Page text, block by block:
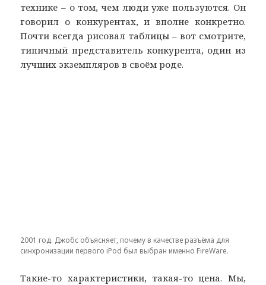
технике – о том, чем люди уже пользуются. Он
говорил о конкурентах, и вполне конкретно.
Почти всегда рисовал таблицы – вот смотрите,
типичный представитель конкурента, один из
лучших экземпляров в своём роде.
2001 год. Джобс объясняет, почему в качестве разъёма для
синхронизации первого iPod был выбран именно FireWare.
Такие-то характеристики, такая-то цена. Мы,